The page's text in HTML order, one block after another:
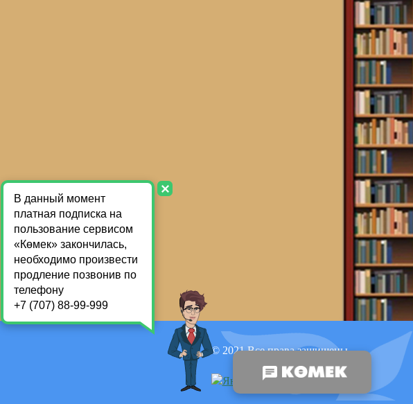
© 2021 Все права защищены